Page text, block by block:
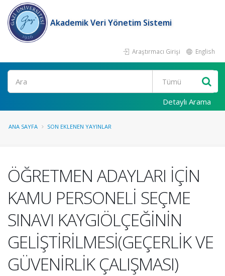
Akademik Veri Yönetim Sistemi
Araştırmacı Girişi English
Ara
Detaylı Arama
ANA SAYFA SON EKLENEN YAYINLAR
ÖĞRETMEN ADAYLARI İÇİN
KAMU PERSONELİ SEÇME
SINAVI KAYGIÖLÇEĞİNİN
GELİŞTİRİLMESİ(GEÇERLİK VE
GÜVENİRLİK ÇALIŞMASI)